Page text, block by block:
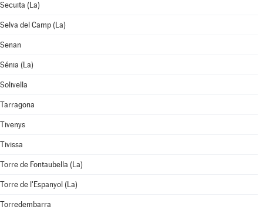
Secuita (La)
Selva del Camp (La)
Senan
Sénia (La)
Solivella
Tarragona
Tivenys
Tivissa
Torre de Fontaubella (La)
Torre de l'Espanyol (La)
Torredembarra